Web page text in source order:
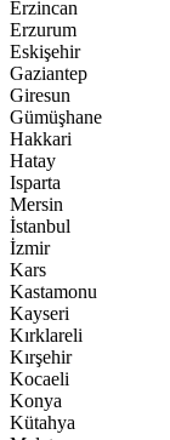
Erzincan
Erzurum
Eskişehir
Gaziantep
Giresun
Gümüşhane
Hakkari
Hatay
Isparta
Mersin
İstanbul
İzmir
Kars
Kastamonu
Kayseri
Kırklareli
Kırşehir
Kocaeli
Konya
Kütahya